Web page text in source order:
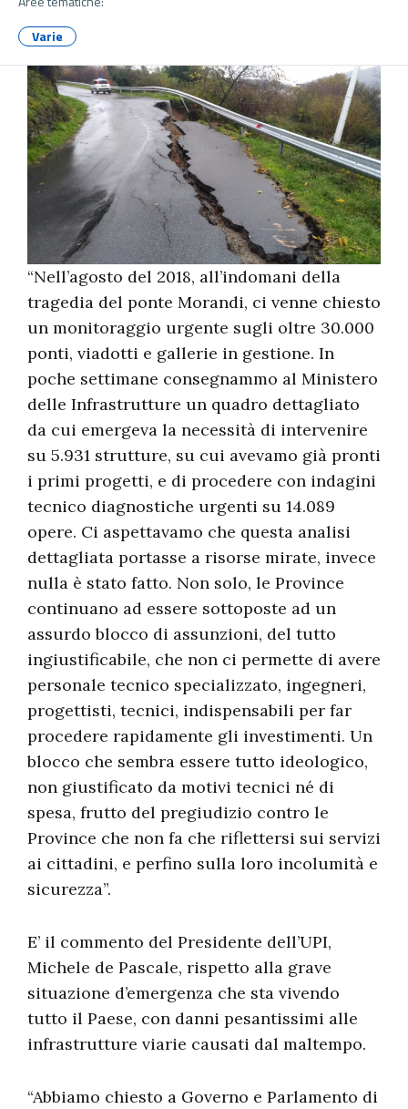
Varie
“Nell’agosto del 2018, all’indomani della
tragedia del ponte Morandi, ci venne chiesto
un monitoraggio urgente sugli oltre 30.000
ponti, viadotti e gallerie in gestione. In
poche settimane consegnammo al Ministero
delle Infrastrutture un quadro dettagliato
da cui emergeva la necessità di intervenire
su 5.931 strutture, su cui avevamo già pronti
i primi progetti, e di procedere con indagini
tecnico diagnostiche urgenti su 14.089
opere. Ci aspettavamo che questa analisi
dettagliata portasse a risorse mirate, invece
nulla è stato fatto. Non solo, le Province
continuano ad essere sottoposte ad un
assurdo blocco di assunzioni, del tutto
ingiustificabile, che non ci permette di avere
personale tecnico specializzato, ingegneri,
progettisti, tecnici, indispensabili per far
procedere rapidamente gli investimenti. Un
blocco che sembra essere tutto ideologico,
non giustificato da motivi tecnici né di
spesa, frutto del pregiudizio contro le
Province che non fa che riflettersi sui servizi
ai cittadini, e perfino sulla loro incolumità e
sicurezza”.
E’ il commento del Presidente dell’UPI,
Michele de Pascale, rispetto alla grave
situazione d’emergenza che sta vivendo
tutto il Paese, con danni pesantissimi alle
infrastrutture viarie causati dal maltempo.
“Abbiamo chiesto a Governo e Parlamento di